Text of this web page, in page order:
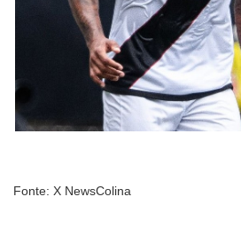
Fonte: X NewsColina